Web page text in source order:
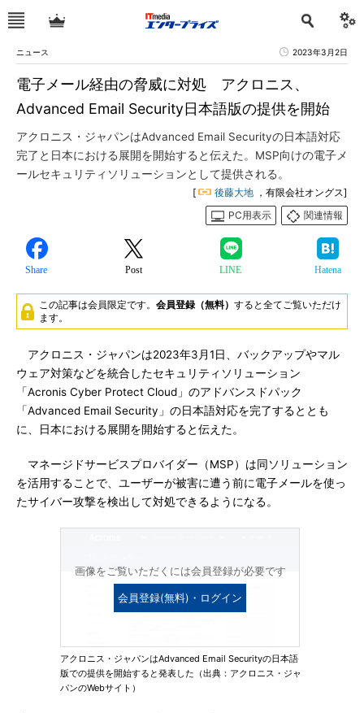
ニュース 2023年3月2日
電子メール経由の脅威に対処 アクロニス、
Advanced Email Security日本語版の提供を開始
アクロニス・ジャパンはAdvanced Email Securityの日本語対応
完了と日本における展開を開始すると伝えた。MSP向けの電子メ
ールセキュリティソリューションとして提供される。
[ 後藤大地 ，有限会社オングス]
PC用表示
関連情報
Share Post LINE Hatena
この記事は会員限定です。 会員登録（無料） すると全てご覧いただけ
ます。
アクロニス・ジャパンは2023年3月1日、バックアップやマル
ウェア対策などを統合したセキュリティソリューション
「Acronis Cyber Protect Cloud」のアドバンスドパック
「Advanced Email Security」の日本語対応を完了するととも
に、日本における展開を開始すると伝えた。
マネージドサービスプロバイダー（MSP）は同ソリューション
を活用することで、ユーザーが被害に遭う前に電子メールを使っ
たサイバー攻撃を検出して対処できるようになる。
画像をご覧いただくには会員登録が必要です
会員登録(無料)・ログイン
アクロニス・ジャパンはAdvanced Email Securityの日本語
版での提供を開始すると発表した（出典：アクロニス・ジャ
パンのWebサイト）